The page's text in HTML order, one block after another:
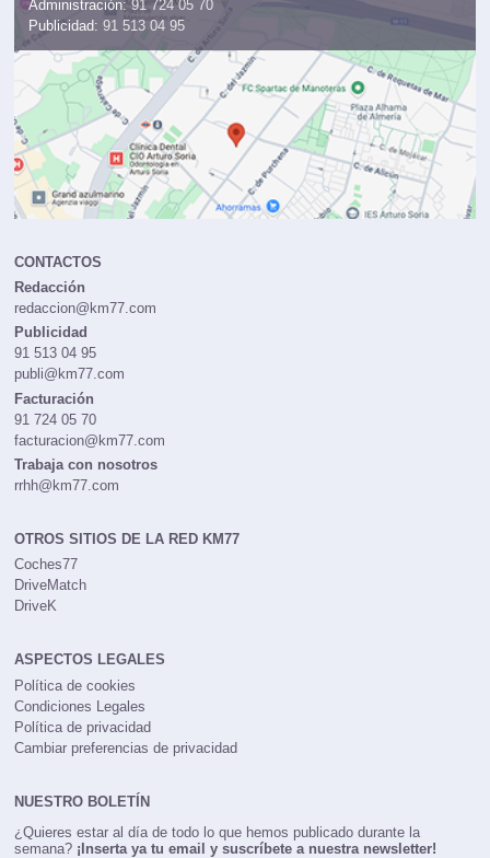
Administración: 91 724 05 70
Publicidad: 91 513 04 95
CONTACTOS
Redacción
redaccion@km77.com
Publicidad
91 513 04 95
publi@km77.com
Facturación
91 724 05 70
facturacion@km77.com
Trabaja con nosotros
rrhh@km77.com
OTROS SITIOS DE LA RED KM77
Coches77
DriveMatch
DriveK
ASPECTOS LEGALES
Política de cookies
Condiciones Legales
Política de privacidad
Cambiar preferencias de privacidad
NUESTRO BOLETÍN
¿Quieres estar al día de todo lo que hemos publicado durante la
semana? ¡Inserta ya tu email y suscríbete a nuestra newsletter!